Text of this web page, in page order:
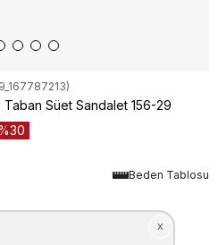
Taban Süet Sandalet 156-29
30
Beden Tablosu